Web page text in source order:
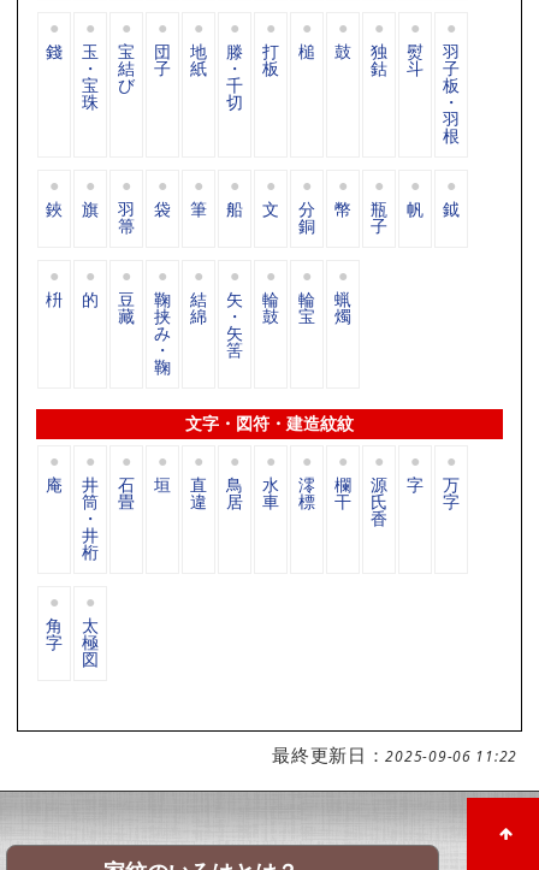
錢 玉
・
宝
珠
宝
結
び
団
子
地
紙
滕
・
千
切
打
板
槌 鼓 独
鈷
熨
斗
羽
子
板
・
羽
根
鋏 旗 羽
箒
袋 筆 船 文 分
銅
幣 瓶
子
帆 鉞
枡 的 豆
藏
鞠
挟
み
・
鞠
結
綿
矢
・
矢
筈
輪
鼓
輪
宝
蝋
燭
文字・図符・建造紋紋
庵 井
筒
・
井
桁
石
畳
垣 直
違
鳥
居
水
車
澪
標
欄
干
源
氏
香
字 万
字
角
字
太
極
図
最終更新日：2025-09-06 11:22